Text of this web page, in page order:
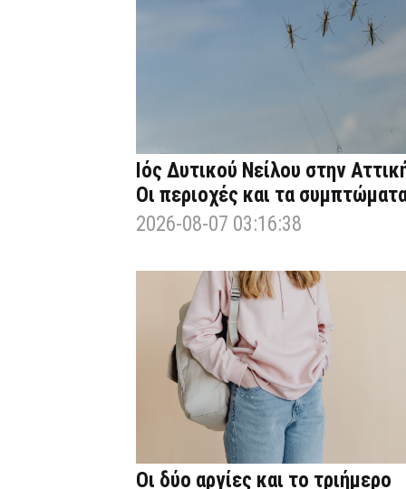
Ιός Δυτικού Νείλου στην
Οι περιοχές και τα
2026-08-07 03:16:38
Οι δύο αργίες και το τριήμερο